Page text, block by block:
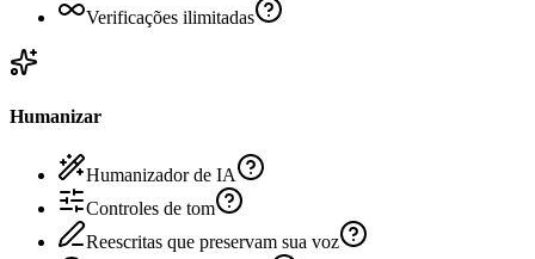
Verificações ilimitadas
Humanizar
Humanizador de IA
Controles de tom
Reescritas que preservam sua voz